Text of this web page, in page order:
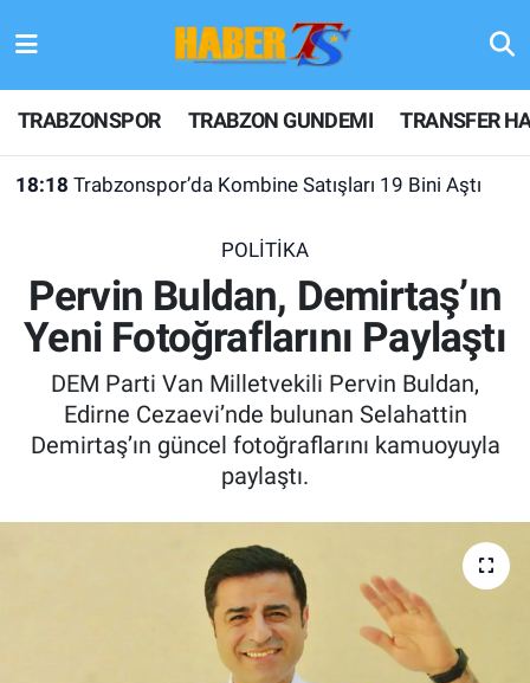
TRABZONSPOR TRABZON GUNDEMI TRANSFER
18:18 Trabzonspor’da Kombine Satışları 19 Bini Aştı
POLİTİKA
Pervin Buldan, Demirtaş’ın
Yeni Fotoğraflarını Paylaştı
DEM Parti Van Milletvekili Pervin Buldan,
Edirne Cezaevi’nde bulunan Selahattin
Demirtaş’ın güncel fotoğraflarını kamuoyuyla
paylaştı.
TRABZONSPOR
TRABZON GUNDEMI
KULİS MEYDANI
1461 TRABZON
FUTBOL
Hava Durumu
Trafik Durumu
Son Dakika Haberleri
Haber Arşivi